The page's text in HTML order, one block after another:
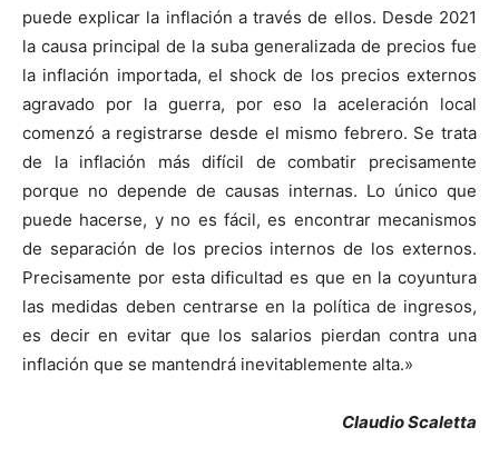
puede explicar la inflación a través de ellos. Desde 2021
la causa principal de la suba generalizada de precios fue
la inflación importada, el shock de los precios externos
agravado por la guerra, por eso la aceleración local
comenzó a registrarse desde el mismo febrero. Se trata
de la inflación más difícil de combatir precisamente
porque no depende de causas internas. Lo único que
puede hacerse, y no es fácil, es encontrar mecanismos
de separación de los precios internos de los externos.
Precisamente por esta dificultad es que en la coyuntura
las medidas deben centrarse en la política de ingresos,
es decir en evitar que los salarios pierdan contra una
inflación que se mantendrá inevitablemente alta.»
Claudio Scaletta